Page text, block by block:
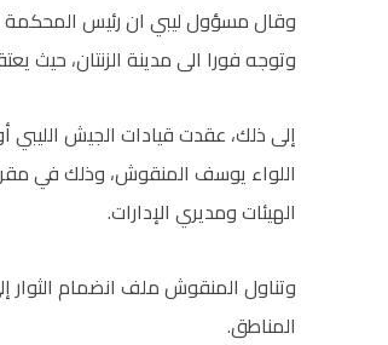
وقال مسؤول ليبي ان رئيس
وتوجه فورا الى مدينة الزنتان، حيث
إلى ذلك، عقدت قيادات الجيش الليبي
اللواء يوسف المنقوش، وذلك في مقر
الهيئات ومديري الإدارات.
وتناول المنقوش ملف انضمام
المناطق.